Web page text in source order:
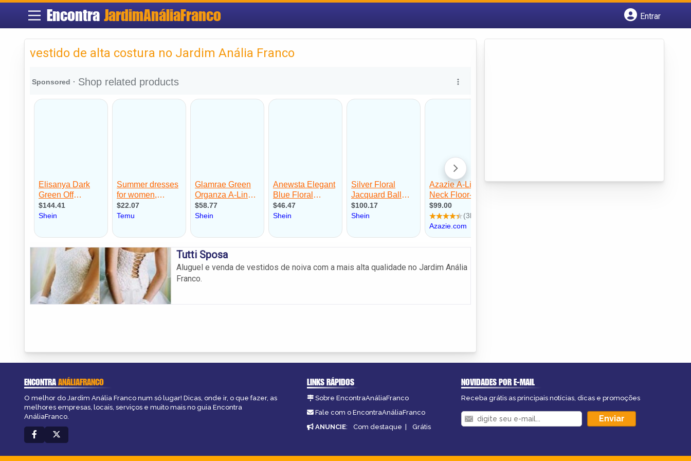
Encontra JardimAnáliaFranco
Entrar
vestido de alta costura no Jardim Anália Franco
Tutti Sposa
Aluguel e venda de vestidos de noiva com a mais alta qualidade no Jardim Anália
Franco.
ENCONTRAANÁLIAFRANCO
O melhor do Jardim Anália Franco num só lugar! Dicas, onde ir, o que fazer, as
melhores empresas, locais, serviços e muito mais no guia Encontra
AnáliaFranco.
LINKS RÁPIDOS
Sobre EncontraAnáliaFranco
Fale com o EncontraAnáliaFranco
ANUNCIE: Com destaque | Grátis
NOVIDADES POR E-MAIL
Receba grátis as principais notícias, dicas e promoções